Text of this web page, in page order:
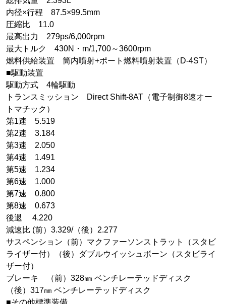
内径×行程 87.5×99.5mm
圧縮比 11.0
最高出力 279ps/6,000rpm
最大トルク 430N・m/1,700～3600rpm
燃料供給装置 筒内噴射+ポート燃料噴射装置（D-4ST）
■駆動装置
駆動方式 4輪駆動
トランスミッション Direct Shift-8AT（電子制御8速オー
トマチック）
第1速 5.519
第2速 3.184
第3速 2.050
第4速 1.491
第5速 1.234
第6速 1.000
第7速 0.800
第8速 0.673
後退 4.220
減速比 (前）3.329/（後）2.277
サスペンション（前）マクファーソンストラット（スタビ
ライザー付）（後）ダブルウイッシュボーン（スタビライ
ザー付）
ブレーキ （前）328㎜ ベンチレーテッドディスク
（後）317㎜ ベンチレーテッドディスク
■その他標準装備